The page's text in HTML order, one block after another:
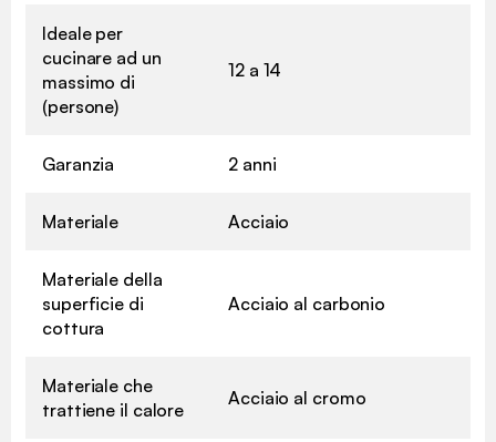
Ideale per
cucinare ad un
massimo di
(persone)
12 a 14
Garanzia 2 anni
Materiale Acciaio
Materiale della
superficie di
cottura
Acciaio al carbonio
Materiale che
trattiene il calore
Acciaio al cromo